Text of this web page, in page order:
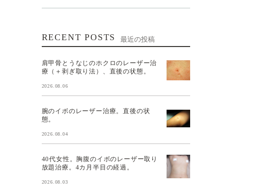
RECENT POSTS 最近の投稿
肩甲骨とうなじのホクロのレーザー治
療（＋剥ぎ取り法）、直後の状態。
2026.08.06
腕のイボのレーザー治療。直後の状
態。
2026.08.04
40代女性。胸腹のイボのレーザー取り
放題治療。4カ月半目の経過。
2026.08.03